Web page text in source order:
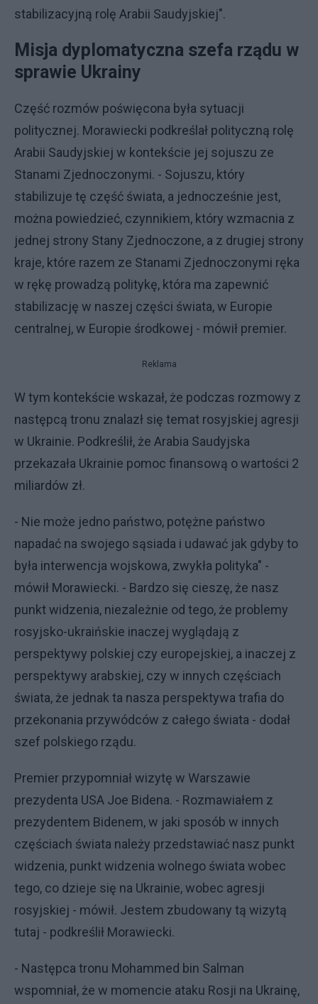
stabilizacyjną rolę Arabii Saudyjskiej".
Misja dyplomatyczna szefa rządu w
sprawie Ukrainy
Część rozmów poświęcona była sytuacji
politycznej. Morawiecki podkreślał polityczną rolę
Arabii Saudyjskiej w kontekście jej sojuszu ze
Stanami Zjednoczonymi. - Sojuszu, który
stabilizuje tę część świata, a jednocześnie jest,
można powiedzieć, czynnikiem, który wzmacnia z
jednej strony Stany Zjednoczone, a z drugiej strony
kraje, które razem ze Stanami Zjednoczonymi ręka
w rękę prowadzą politykę, która ma zapewnić
stabilizację w naszej części świata, w Europie
centralnej, w Europie środkowej - mówił premier.
Reklama
W tym kontekście wskazał, że podczas rozmowy z
następcą tronu znalazł się temat rosyjskiej agresji
w Ukrainie. Podkreślił, że Arabia Saudyjska
przekazała Ukrainie pomoc finansową o wartości 2
miliardów zł.
- Nie może jedno państwo, potężne państwo
napadać na swojego sąsiada i udawać jak gdyby to
była interwencja wojskowa, zwykła polityka" -
mówił Morawiecki. - Bardzo się cieszę, że nasz
punkt widzenia, niezależnie od tego, że problemy
rosyjsko-ukraińskie inaczej wyglądają z
perspektywy polskiej czy europejskiej, a inaczej z
perspektywy arabskiej, czy w innych częściach
świata, że jednak ta nasza perspektywa trafia do
przekonania przywódców z całego świata - dodał
szef polskiego rządu.
Premier przypomniał wizytę w Warszawie
prezydenta USA Joe Bidena. - Rozmawiałem z
prezydentem Bidenem, w jaki sposób w innych
częściach świata należy przedstawiać nasz punkt
widzenia, punkt widzenia wolnego świata wobec
tego, co dzieje się na Ukrainie, wobec agresji
rosyjskiej - mówił. Jestem zbudowany tą wizytą
tutaj - podkreślił Morawiecki.
- Następca tronu Mohammed bin Salman
wspomniał, że w momencie ataku Rosji na Ukrainę,